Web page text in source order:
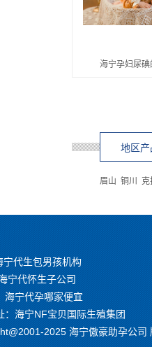
海宁孕妇尿碘
地区产
眉山 铜川
宁代生包男孩机构
宁代怀生子公司
海宁代孕哪家便宜
：海宁NF宝贝国际生殖集团
2025 海宁傲豪助孕公司